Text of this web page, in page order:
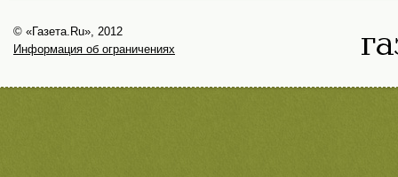
© «Газета.Ru», 2012
Информация об ограничениях